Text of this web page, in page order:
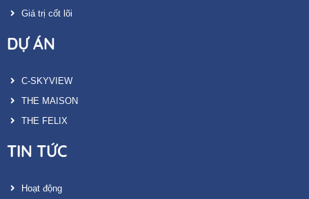
Giá trị cốt lõi
DỰ ÁN
C-SKYVIEW
THE MAISON
THE FELIX
TIN TỨC
Hoạt động